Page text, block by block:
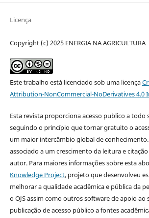
Licença
Copyright (c) 2025 ENERGIA NA AGRICULTURA
Este trabalho está licenciado sob uma licença
Attribution-NonCommercial-NoDerivatives 4.0
Esta revista proporciona acesso publico a todo
seguindo o princípio que tornar gratuito o
um maior intercâmbio global de conhecimento.
associado a um crescimento da leitura e
autor. Para maiores informações sobre esta
Knowledge Project, projeto que desenvolveu
melhorar a qualidade acadêmica e pública da
o OJS assim como outros software de apoio ao
publicação de acesso público a fontes